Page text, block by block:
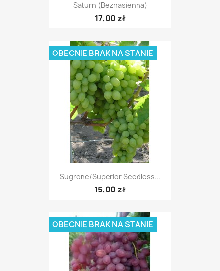
Saturn (beznasienna)
17,00 zł
Sugrone/Superior Seedless...
15,00 zł
OBECNIE BRAK NA STANIE
OBECNIE BRAK NA STANIE